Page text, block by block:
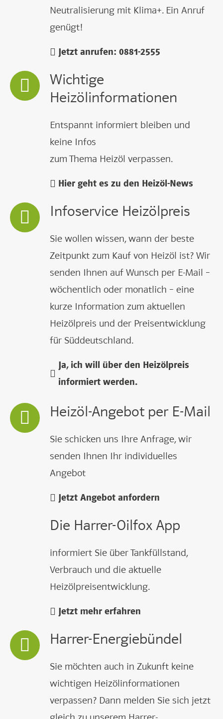
Neutralisierung mit Klima+. Ein Anruf
genügt!
Jetzt anrufen: 0881-2555
Wichtige
Heizölinformationen
Entspannt informiert bleiben und
keine Infos
zum Thema Heizöl verpassen.
Hier geht es zu den Heizöl-News
Infoservice Heizölpreis
Sie wollen wissen, wann der beste
Zeitpunkt zum Kauf von Heizöl ist? Wir
senden Ihnen auf Wunsch per E-Mail –
wöchentlich oder monatlich – eine
kurze Information zum aktuellen
Heizölpreis und der Preisentwicklung
für Süddeutschland.
Ja, ich will über den Heizölpreis
informiert werden.
Heizöl-Angebot per E-Mail
Sie schicken uns Ihre Anfrage, wir
senden Ihnen Ihr individuelles
Angebot
Jetzt Angebot anfordern
Die Harrer-Oilfox App
informiert Sie über Tankfüllstand,
Verbrauch und die aktuelle
Heizölpreisentwicklung.
Jetzt mehr erfahren
Harrer-Energiebündel
Sie möchten auch in Zukunft keine
wichtigen Heizölinformationen
verpassen? Dann melden Sie sich jetzt